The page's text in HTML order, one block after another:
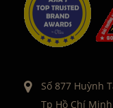
Số 877 Huỳnh
Tp Hồ Chí Minh